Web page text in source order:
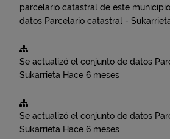
parcelario catastral de este municipio.
datos Parcelario catastral -
Se actualizó el conjunto de datos
Sukarrieta Hace 6 meses
Se actualizó el conjunto de datos
Sukarrieta Hace 6 meses